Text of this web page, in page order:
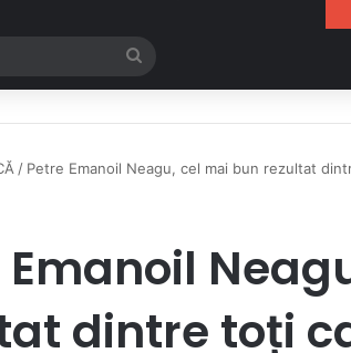
/ Petre Emanoil Neagu, cel mai bun rezultat
Emanoil
dintre toți